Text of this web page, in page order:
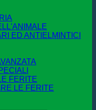
ED ANTIELMINTICI
FERITE
LE FERITE